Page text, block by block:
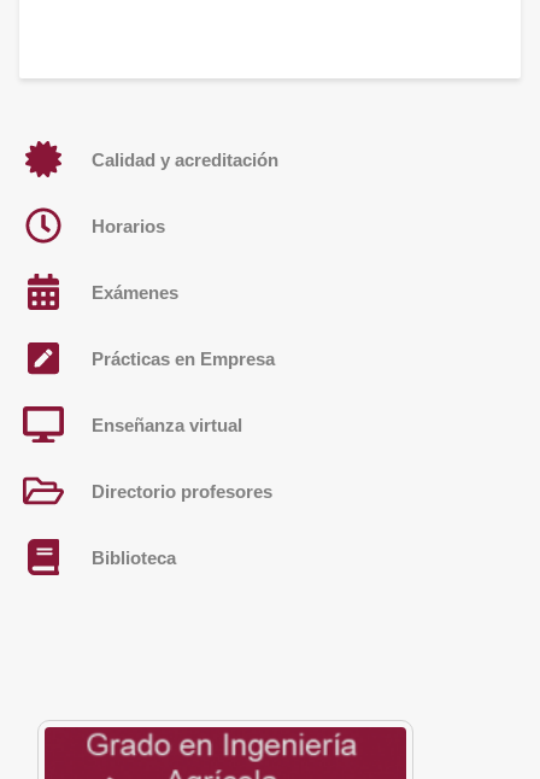
Calidad y acreditación
Horarios
Exámenes
Prácticas en Empresa
Enseñanza virtual
Directorio profesores
Biblioteca